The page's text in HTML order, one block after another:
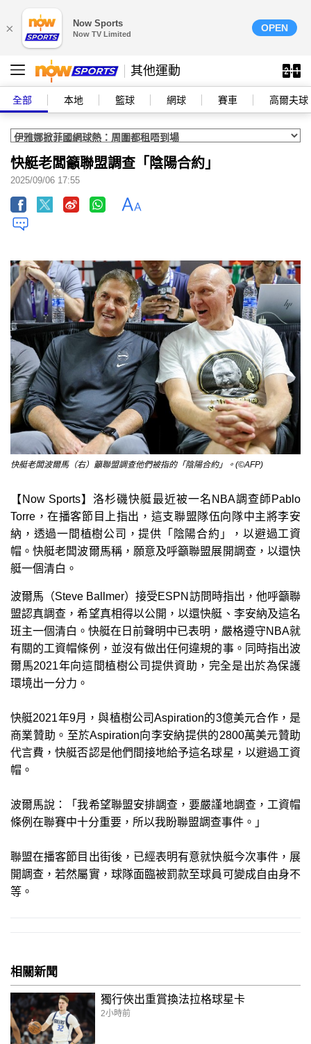
× Now Sports
Now TV Limited
OPEN
其他運動
全部 本地 籃球 網球 賽車 高爾夫球
快艇老闆籲聯盟調查「陰陽合約」
2025/09/06 17:55
快艇老闆波爾馬（右）籲聯盟調查他們被指的「陰陽合約」。(©AFP)
【Now Sports】洛杉磯快艇最近被一名NBA調查師Pablo
Torre，在播客節目上指出，這支聯盟隊伍向隊中主將李安
納，透過一間植樹公司，提供「陰陽合約」，以避過工資
帽。快艇老闆波爾馬稱，願意及呼籲聯盟展開調查，以還快
艇一個清白。
波爾馬（Steve Ballmer）接受ESPN訪問時指出，他呼籲聯
盟認真調查，希望真相得以公開，以還快艇、李安納及這名
班主一個清白。快艇在日前聲明中已表明，嚴格遵守NBA就
有關的工資帽條例，並沒有做出任何違規的事。同時指出波
爾馬2021年向這間植樹公司提供資助，完全是出於為保護
環境出一分力。
快艇2021年9月，與植樹公司Aspiration的3億美元合作，是
商業贊助。至於Aspiration向李安納提供的2800萬美元贊助
代言費，快艇否認是他們間接地給予這名球星，以避過工資
帽。
波爾馬說：「我希望聯盟安排調查，要嚴謹地調查，工資帽
條例在聯賽中十分重要，所以我盼聯盟調查事件。」
聯盟在播客節目出街後，已經表明有意就快艇今次事件，展
開調查，若然屬實，球隊面臨被罰款至球員可變成自由身不
等。
相關新聞
獨行俠出重賞換法拉格球星卡
2小時前